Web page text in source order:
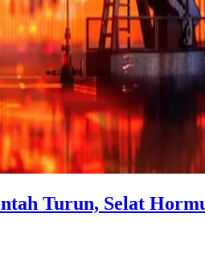
Turun, Selat